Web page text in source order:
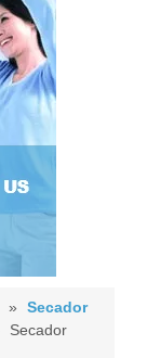
»
Secador
Secador